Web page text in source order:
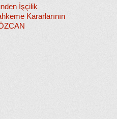
İşçilik
Kararlarının